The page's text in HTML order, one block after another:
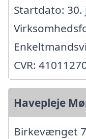
Startdato: 30.
CVR:
Havepleje
Birkevænget